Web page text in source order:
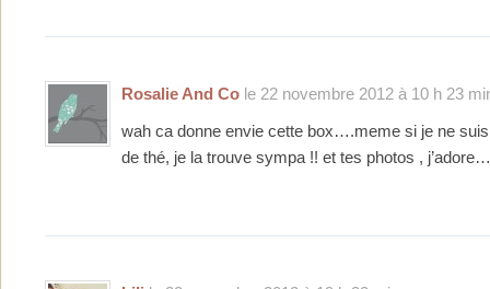
Rosalie And Co le 22 novembre 2012 à 10 h 23
wah ca donne envie cette box….meme si je ne
de thé, je la trouve sympa !! et tes photos ,